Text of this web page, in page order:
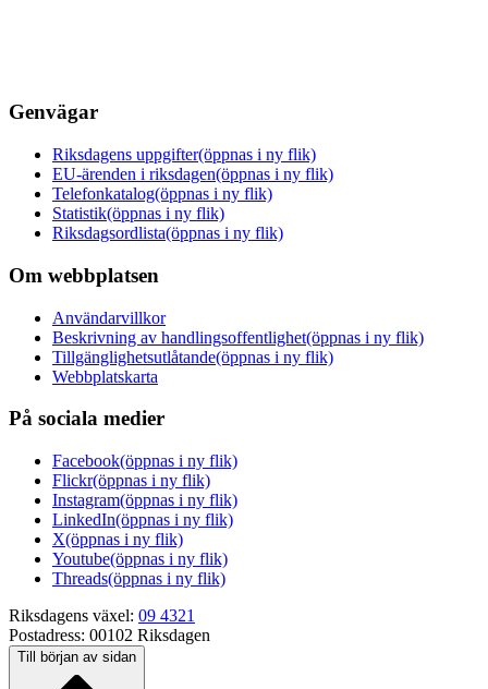
Genvägar
Riksdagens uppgifter(öppnas i ny flik)
EU-ärenden i riksdagen(öppnas i ny flik)
Telefonkatalog(öppnas i ny flik)
Statistik(öppnas i ny flik)
Riksdagsordlista(öppnas i ny flik)
Om webbplatsen
Användarvillkor
Beskrivning av handlingsoffentlighet(öppnas i ny flik)
Tillgänglighetsutlåtande(öppnas i ny flik)
Webbplatskarta
På sociala medier
Facebook(öppnas i ny flik)
Flickr(öppnas i ny flik)
Instagram(öppnas i ny flik)
LinkedIn(öppnas i ny flik)
X(öppnas i ny flik)
Youtube(öppnas i ny flik)
Threads(öppnas i ny flik)
Riksdagens växel: 09 4321
Postadress: 00102 Riksdagen
Till början av sidan